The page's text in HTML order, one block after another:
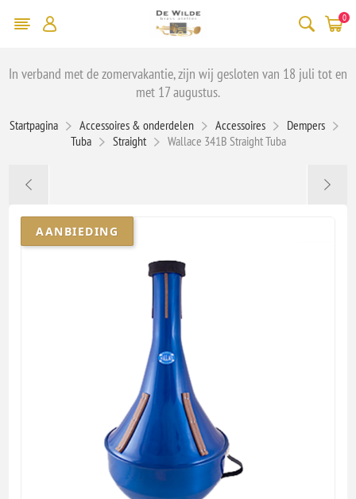
0
In verband met de zomervakantie, zijn wij gesloten van 18 juli tot en
met 17 augustus.
Startpagina Accessoires & onderdelen Accessoires
Dempers
Tuba
Straight Wallace 341B Straight Tuba
AANBIEDING